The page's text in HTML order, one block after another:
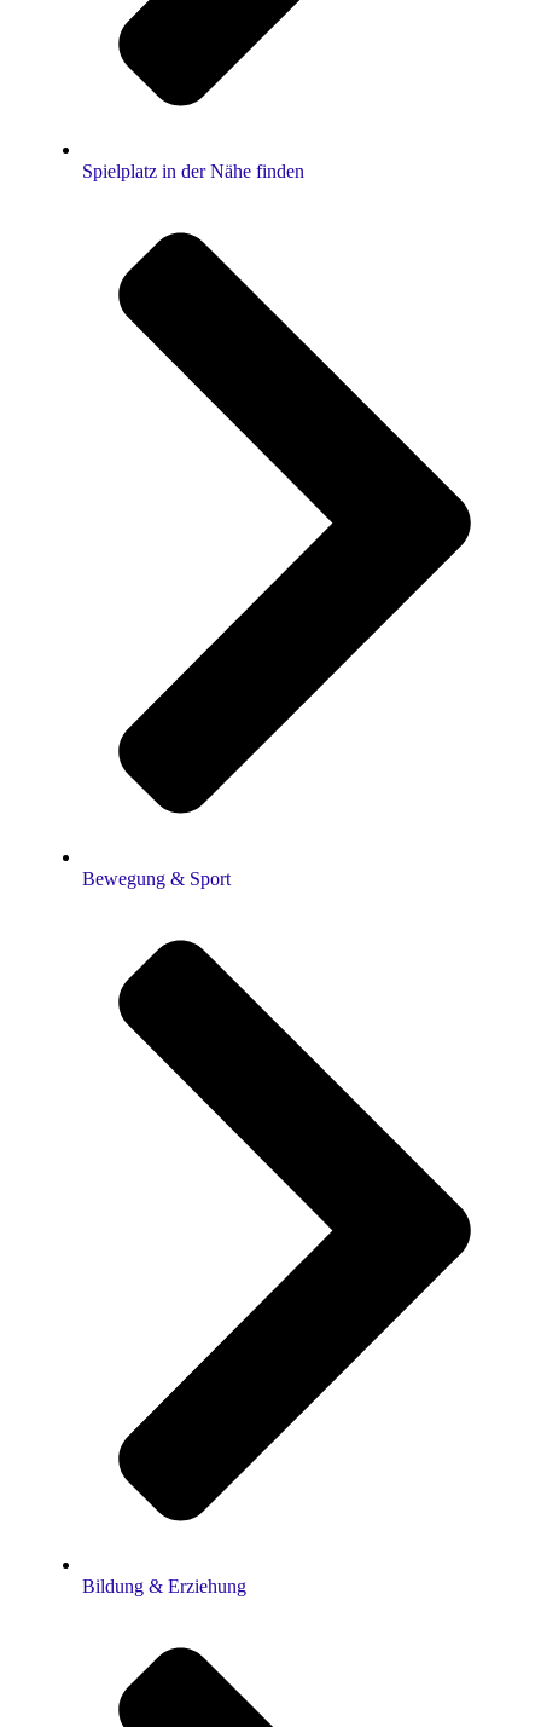
Spielplatz in der Nähe finden
Bewegung & Sport
Bildung & Erziehung